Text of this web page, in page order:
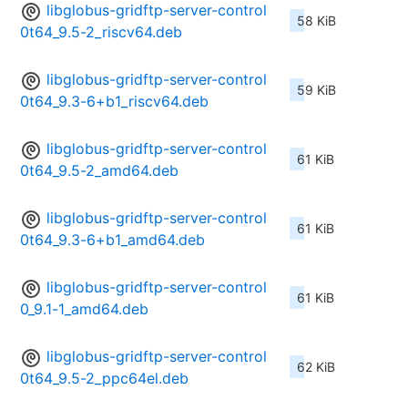
libglobus-gridftp-server-control
0t64_9.5-2_riscv64.deb
58 KiB
libglobus-gridftp-server-control
0t64_9.3-6+b1_riscv64.deb
59 KiB
libglobus-gridftp-server-control
0t64_9.5-2_amd64.deb
61 KiB
libglobus-gridftp-server-control
0t64_9.3-6+b1_amd64.deb
61 KiB
libglobus-gridftp-server-control
0_9.1-1_amd64.deb
61 KiB
libglobus-gridftp-server-control
0t64_9.5-2_ppc64el.deb
62 KiB